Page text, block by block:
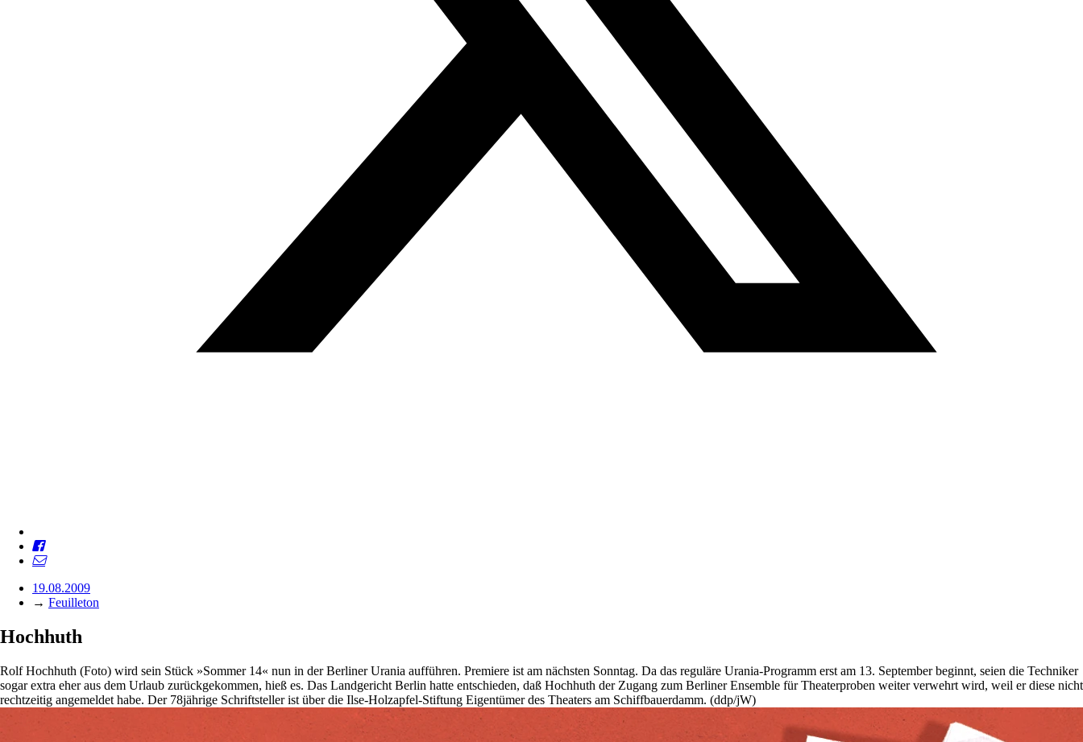
19.08.2009
→ Feuilleton
Hochhuth
Rolf Hochhuth (Foto) wird sein Stück »Sommer 14« nun in der Berliner Urania aufführen. Premiere ist am nächsten Sonntag. Da das reguläre Urania-Programm erst am 13. September beginnt, seien die Techniker
sogar extra eher aus dem Urlaub zurückgekommen, hieß es. Das Landgericht Berlin hatte entschieden, daß Hochhuth der Zugang zum Berliner Ensemble für Theaterproben weiter verwehrt wird, weil er diese nicht
rechtzeitig angemeldet habe. Der 78jährige Schriftsteller ist über die Ilse-Holzapfel-Stiftung Eigentümer des Theaters am Schiffbauerdamm. (ddp/jW)